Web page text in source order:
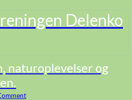
Delenko
naturoplevelser og